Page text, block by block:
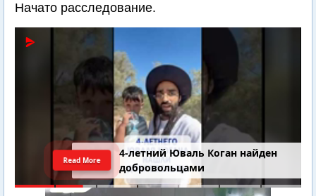
Начато расследование.
4-летний Юваль Коган найден
добровольцами
Read More